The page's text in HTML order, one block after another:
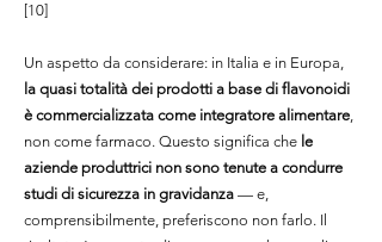
[10]
Un aspetto da considerare: in Italia e in Europa,
la quasi totalità dei prodotti a base di flavonoidi
è commercializzata come integratore alimentare,
non come farmaco. Questo significa che le
aziende produttrici non sono tenute a condurre
studi di sicurezza in gravidanza — e,
comprensibilmente, preferiscono non farlo. Il